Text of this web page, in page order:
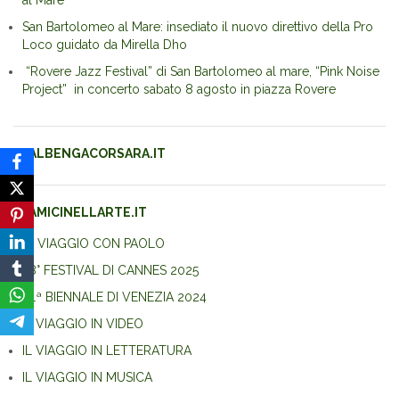
San Bartolomeo al Mare: insediato il nuovo direttivo della Pro
Loco guidato da Mirella Dho
“Rovere Jazz Festival” di San Bartolomeo al mare, “Pink Noise
Project” in concerto sabato 8 agosto in piazza Rovere
ALBENGACORSARA.IT
AMICINELLARTE.IT
IN VIAGGIO CON PAOLO
78° FESTIVAL DI CANNES 2025
81ª BIENNALE DI VENEZIA 2024
IL VIAGGIO IN VIDEO
IL VIAGGIO IN LETTERATURA
IL VIAGGIO IN MUSICA